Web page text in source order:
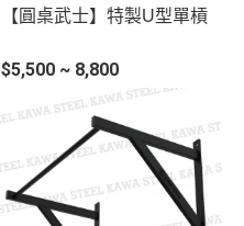
【圓桌武士】特製U型單槓
$5,500 ~ 8,800